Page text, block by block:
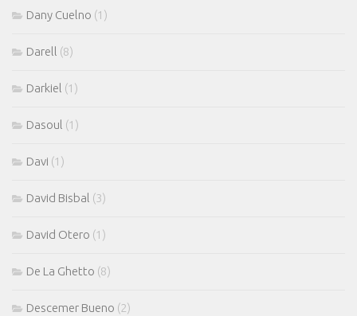
Dany Cuelno (1)
Darell (8)
Darkiel (1)
Dasoul (1)
Davi (1)
David Bisbal (3)
David Otero (1)
De La Ghetto (8)
Descemer Bueno (2)